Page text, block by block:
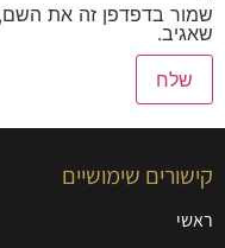
שמור בדפדפן זה את
שאגיב.
קישורים שימושיים
ראשי